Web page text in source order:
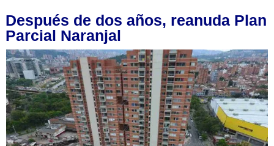
Después de dos años, reanuda Plan
Parcial Naranjal